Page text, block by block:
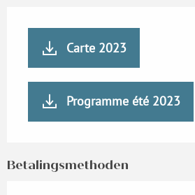
Carte 2023
Programme été 2023
Betalingsmethoden